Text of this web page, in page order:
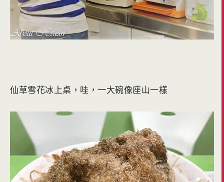
仙草雪花冰上桌，哇，一大碗像座山一樣